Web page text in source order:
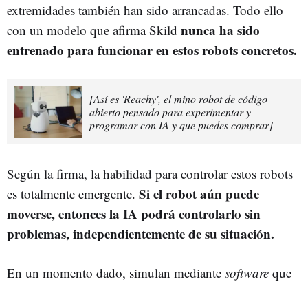
extremidades también han sido arrancadas. Todo ello
con un modelo que afirma Skild nunca ha sido
entrenado para funcionar en estos robots concretos.
[Así es 'Reachy', el mino robot de código
abierto pensado para experimentar y
programar con IA y que puedes comprar]
Según la firma, la habilidad para controlar estos robots
es totalmente emergente. Si el robot aún puede
moverse, entonces la IA podrá controlarlo sin
problemas, independientemente de su situación.
En un momento dado, simulan mediante software que